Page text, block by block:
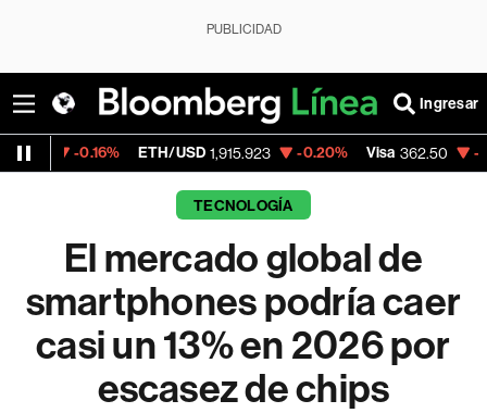
PUBLICIDAD
Ingresar
ETH/USD 1,915.923 -0.20% Visa 362.50 -2.15%
TECNOLOGÍA
El mercado global de
smartphones podría caer
casi un 13% en 2026 por
escasez de chips